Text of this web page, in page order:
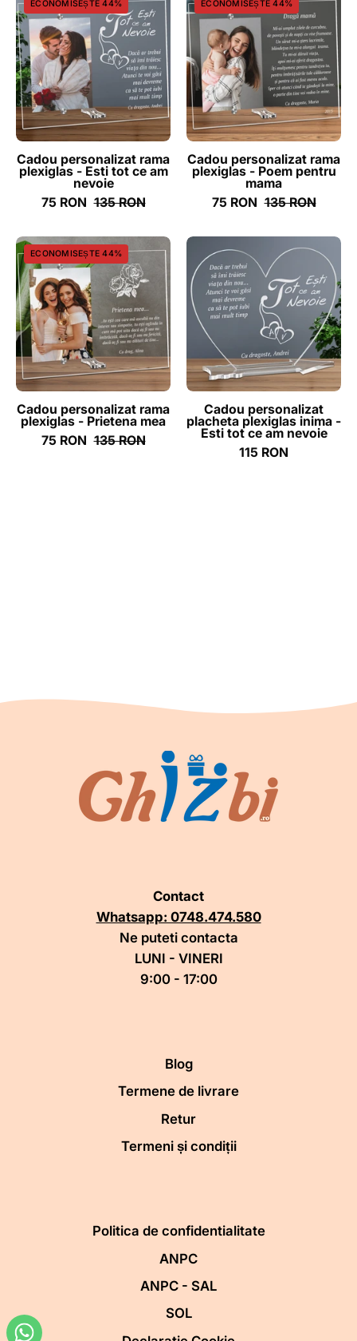
personalizat
rama
plexiglas
tot
ce
am
nevoie
-
ECONOMISEȘTE 44%
Cadou personalizat rama
plexiglas - Esti tot ce am
nevoie
75 RON 135 RON
personalizat
rama
plexiglas
Poem
pentru
mama
-
ghizbi.ro
ECONOMISEȘTE 44%
Cadou personalizat rama
plexiglas - Poem pentru
mama
75 RON 135 RON
Cadou
personalizat
rama
plexiglas
-
Prietena
mea
ECONOMISEȘTE 44%
Cadou personalizat rama
plexiglas - Prietena mea
75 RON 135 RON
Cadou
personalizat
placheta
plexiglas
inima
Esti
tot
ce
am
nevoie
Cadou personalizat
placheta plexiglas inima -
Esti tot ce am nevoie
115 RON
Contact
Whatsapp: 0748.474.580
Ne puteti contacta
LUNI - VINERI
9:00 - 17:00
Blog
Termene de livrare
Retur
Termeni și condiții
Politica de confidentialitate
ANPC
ANPC - SAL
SOL